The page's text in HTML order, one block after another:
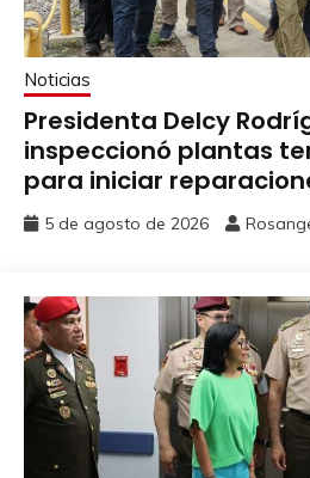
Noticias
Presidenta Delcy
inspeccionó plantas
para iniciar
5 de agosto de 2026